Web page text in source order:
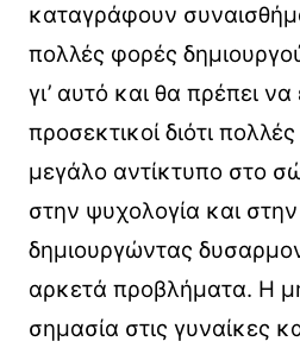
καταγράφουν
πολλές φορές
γι’ αυτό και θα πρέπει να
προσεκτικοί διότι
μεγάλο αντίκτυπο στο
στην ψυχολογία και
δημιουργώντας
αρκετά προβλήματα. Η
σημασία στις γυναίκες